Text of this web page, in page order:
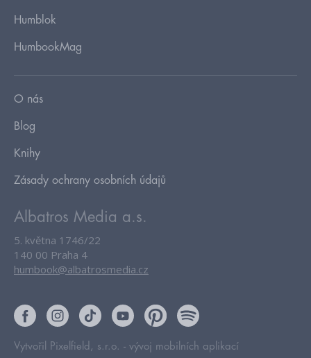
Humblok
HumbookMag
O nás
Blog
Knihy
Zásady ochrany osobních údajů
Albatros Media a.s.
5. května 1746/22
140 00 Praha 4
humbook@albatrosmedia.cz
Vytvořil Pixelfield, s.r.o. - vývoj mobilních aplikací